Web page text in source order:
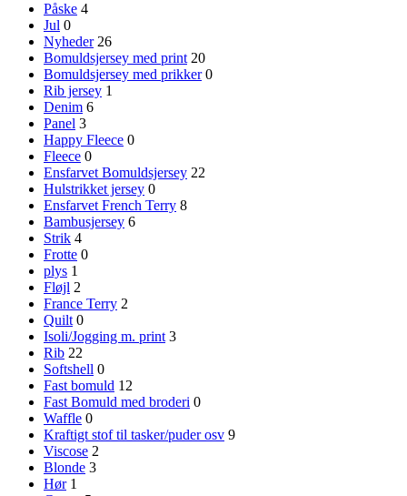
Påske 4
Jul 0
Nyheder 26
Bomuldsjersey med print 20
Bomuldsjersey med prikker 0
Rib jersey 1
Denim 6
Panel 3
Happy Fleece 0
Fleece 0
Ensfarvet Bomuldsjersey 22
Hulstrikket jersey 0
Ensfarvet French Terry 8
Bambusjersey 6
Strik 4
Frotte 0
plys 1
Fløjl 2
France Terry 2
Quilt 0
Isoli/Jogging m. print 3
Rib 22
Softshell 0
Fast bomuld 12
Fast Bomuld med broderi 0
Waffle 0
Kraftigt stof til tasker/puder osv 9
Viscose 2
Blonde 3
Hør 1